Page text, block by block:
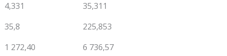
4,331
35,311
35,8
225,853
1 272,40
6 736,57